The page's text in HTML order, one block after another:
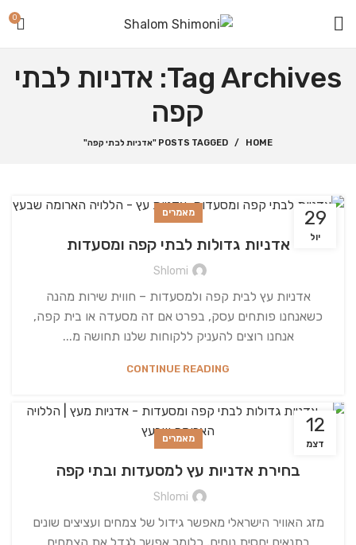
0
Tag Archives: אדניות לבתי
קפה
HOME POSTS TAGGED "אדניות לבתי קפה"
29
יול
מאמרים
אדניות גדולות לבתי קפה ומסעדות
Shlomi
אדניות עץ לבית קפה ולמסעדות – חווית שירות מהנה
כשאנחנו פותחים עסק, בפרט אם זה מסעדה או בית קפה,
אנחנו רוצים להעניק ללקוחות שלנו תחושה מ...
CONTINUE READING
12
דצמ מאמרים
בחירת אדניות עץ למסעדות ובתי קפה
Shlomi
מזג האוויר הישראלי מאפשר גידול של צמחים ועציצים שונים